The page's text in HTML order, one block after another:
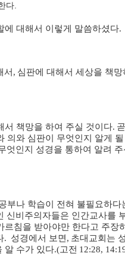
다.
에 대해서 이렇게 말씀하셨다.
서 , 심판에 대해서 세상을 책망
서 책망을 하여 주실 것이다.
의와 심판이 무엇인지 알게
엇인지 성경을 통하여 알려 주
부나 학습이 전혀 불필요하다
신비주의자들은 인간교사를
르침을 받아야만 한다고 주장
. 성경에서 보면 , 초대교회는
알 수가 있다.(고전 12:28,